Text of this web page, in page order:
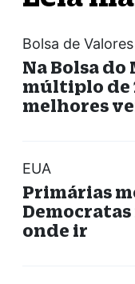
Bolsa de Valores
Na Bolsa do
múltiplo de
melhores
EUA
Primárias
Democratas
onde ir